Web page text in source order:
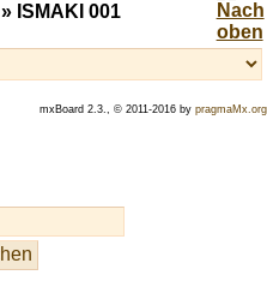
» ISMAKI 001
mxBoard 2.3., © 2011-2016 by pragmaMx.org